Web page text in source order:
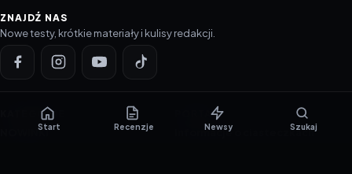
ZNAJDŹ NAS
Nowe testy, krótkie materiały i kulisy redakcji.
KATEGORIE
NOWINKI
PORTAL
Informacje o ciasteczkach
Start Recenzje Newsy Szukaj